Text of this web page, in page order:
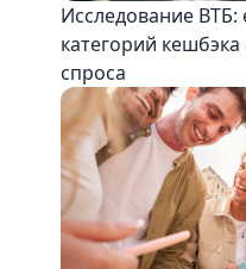
Исследование
категорий
спроса